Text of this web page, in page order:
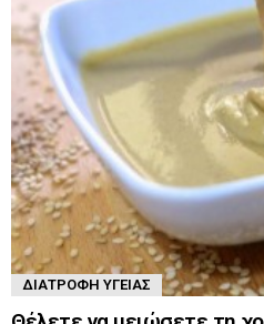
ΔΙΑΤΡΟΦΉ ΥΓΕΊΑΣ